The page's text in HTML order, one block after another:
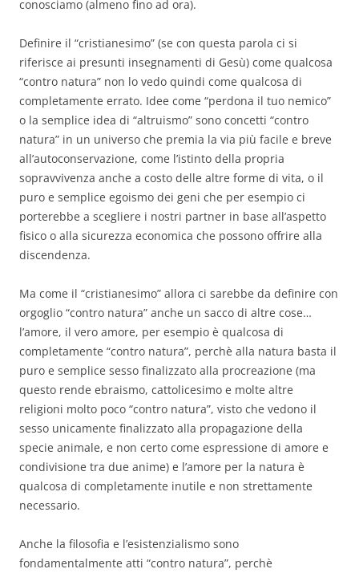
conosciamo (almeno fino ad ora).
Definire il “cristianesimo” (se con questa parola ci si
riferisce ai presunti insegnamenti di Gesù) come qualcosa
“contro natura” non lo vedo quindi come qualcosa di
completamente errato. Idee come “perdona il tuo nemico”
o la semplice idea di “altruismo” sono concetti “contro
natura” in un universo che premia la via più facile e breve
all’autoconservazione, come l’istinto della propria
sopravvivenza anche a costo delle altre forme di vita, o il
puro e semplice egoismo dei geni che per esempio ci
porterebbe a scegliere i nostri partner in base all’aspetto
fisico o alla sicurezza economica che possono offrire alla
discendenza.
Ma come il “cristianesimo” allora ci sarebbe da definire con
orgoglio “contro natura” anche un sacco di altre cose…
l’amore, il vero amore, per esempio è qualcosa di
completamente “contro natura”, perchè alla natura basta il
puro e semplice sesso finalizzato alla procreazione (ma
questo rende ebraismo, cattolicesimo e molte altre
religioni molto poco “contro natura”, visto che vedono il
sesso unicamente finalizzato alla propagazione della
specie animale, e non certo come espressione di amore e
condivisione tra due anime) e l’amore per la natura è
qualcosa di completamente inutile e non strettamente
necessario.
Anche la filosofia e l’esistenzialismo sono
fondamentalmente atti “contro natura”, perchè